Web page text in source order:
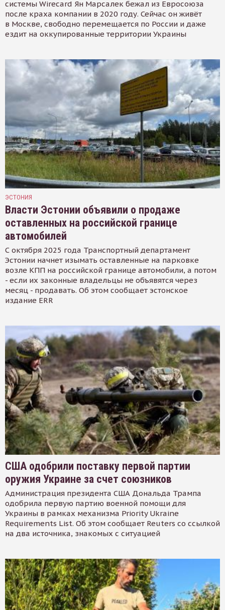
системы Wirecard Ян Марсалек бежал из Евросоюза
после краха компании в 2020 году. Сейчас он живёт
в Москве, свободно перемещается по России и даже
ездит на оккупированные территории Украины
ЭСТОНИЯ
Власти Эстонии объявили о продаже
оставленных на российской границе
автомобилей
С октября 2025 года Транспортный департамент
Эстонии начнет изымать оставленные на парковке
возле КПП на российской границе автомобили, а потом
- если их законные владельцы не объявятся через
месяц - продавать. Об этом сообщает эстонское
издание ERR
США одобрили поставку первой партии
оружия Украине за счет союзников
Администрация президента США Дональда Трампа
одобрила первую партию военной помощи для
Украины в рамках механизма Priority Ukraine
Requirements List. Об этом сообщает Reuters со ссылкой
на два источника, знакомых с ситуацией